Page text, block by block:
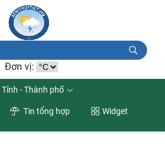
Đơn vị:
Tỉnh - Thành phố
Tin tổng hợp Widget